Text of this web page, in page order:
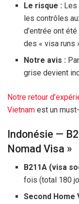
Le risque : Les
les contrôles
d’entrée ont
des « visa runs
Notre avis :
grise devient
Notre retour
Vietnam est un
Indonésie —
Nomad Visa »
B211A (visa
fois (total 180
Second Home